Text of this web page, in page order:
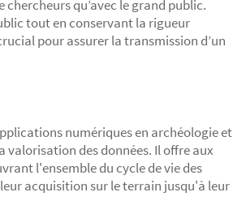
qu’avec le grand public.
tout en conservant la rigueur
pour assurer la transmission d’un
numériques en archéologie et
des données. Il offre aux
l'ensemble du cycle de vie des
acquisition sur le terrain jusqu'à leur